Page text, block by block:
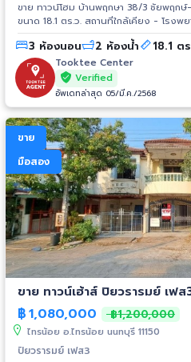
ขาย ทาวน์โฮม บ้านพฤกษา 38/3 ชัยพฤก
ขนาด 18.1 ตร.ว. สถานที่ใกล้เคียง - โรงพยาบาลไทรน้อย - ที่ทำการไปรษณีย์
ไทรน้อย - ที่ว่าการอำเภอไทรน้อย - ตลา
วัดไทรใหญ่ - โรงเรียนไทรน้อย - รถไฟฟ้
Crystal PTT - เซ็นทรัล เวสต์เกต - Homepro รัตนาธิเบศร์ - Big C
รัตนาธิเบศร์ - Big C บางใหญ่ - Index
3 ห้องนอน 2 ห้องน้ำ 18.1 ต
Tooktee Center
Verified
อัพเดทล่าสุด 05/มี.ค./2568
ขาย
มือสอง
ขาย ทาวน์เฮ้าส์ ปิยวรารมย์ เฟ
฿1,080,000 ฿1,200,000
ไทรน้อย อ.ไทรน้อย นนทบุรี 11150
ปิยวรารมย์ เฟส3